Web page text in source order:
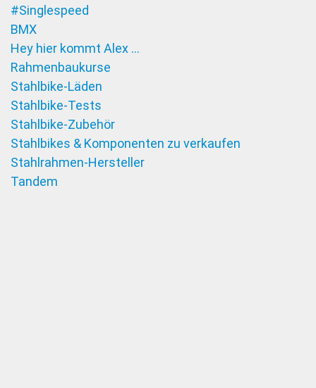
#Singlespeed
BMX
Hey hier kommt Alex …
Rahmenbaukurse
Stahlbike-Läden
Stahlbike-Tests
Stahlbike-Zubehör
Stahlbikes & Komponenten zu verkaufen
Stahlrahmen-Hersteller
Tandem